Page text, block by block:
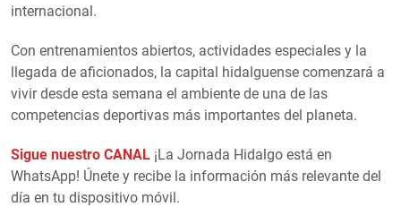
internacional.
Con entrenamientos abiertos, actividades especiales y la
llegada de aficionados, la capital hidalguense comenzará a
vivir desde esta semana el ambiente de una de las
competencias deportivas más importantes del planeta.
Sigue nuestro CANAL ¡La Jornada Hidalgo está en
WhatsApp! Únete y recibe la información más relevante del
día en tu dispositivo móvil.